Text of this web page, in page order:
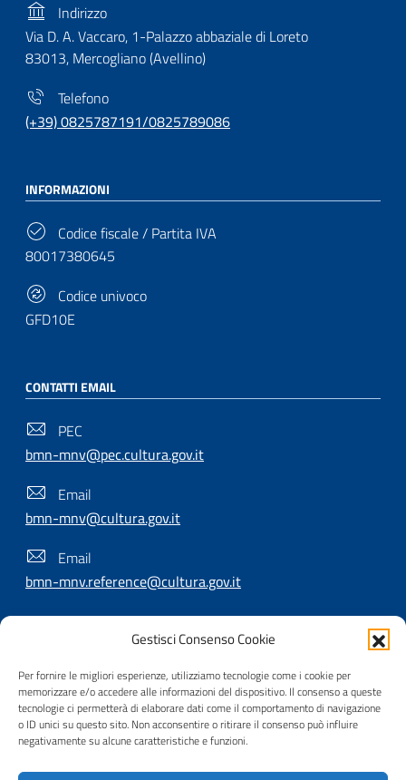
Gestisci Consenso Cookie
Per fornire le migliori esperienze, utilizziamo tecnologie come i cookie per
memorizzare e/o accedere alle informazioni del dispositivo. Il consenso a queste
tecnologie ci permetterà di elaborare dati come il comportamento di navigazione
o ID unici su questo sito. Non acconsentire o ritirare il consenso può influire
negativamente su alcune caratteristiche e funzioni.
Indirizzo
Via D. A. Vaccaro, 1-Palazzo abbaziale di Loreto
83013, Mercogliano (Avellino)
Telefono
(+39) 0825787191/0825789086
INFORMAZIONI
Codice fiscale / Partita IVA
80017380645
Codice univoco
GFD10E
CONTATTI EMAIL
PEC
bmn-mnv@pec.cultura.gov.it
Email
bmn-mnv@cultura.gov.it
Email
bmn-mnv.reference@cultura.gov.it
Useful Links Section
Privacy | Cookie policy | Contatti |
accessibilità | Crediti | Nota di copyright | Realizzato da